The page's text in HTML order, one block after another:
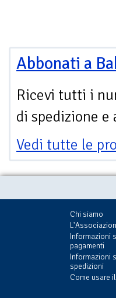
Abbonati a
Ricevi tutti i
di spedizione e
Vedi tutte le
Chi siamo
Informazioni
pagamenti
Informazioni
spedizioni
Come usare